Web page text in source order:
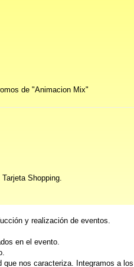
de "Animacion Mix"
Shopping.
y realización de eventos.
en el evento.
nos caracteriza. Integramos a